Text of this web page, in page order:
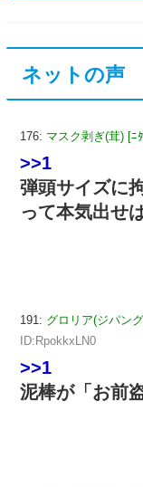
ネットの声
176: マスク剥ぎ(茸) [ﾆ
>>1
弾頭サイズに
って本気出せ
191: グロリア(ジパン
ID:RpokkxLN0
>>1
泥棒が「お前